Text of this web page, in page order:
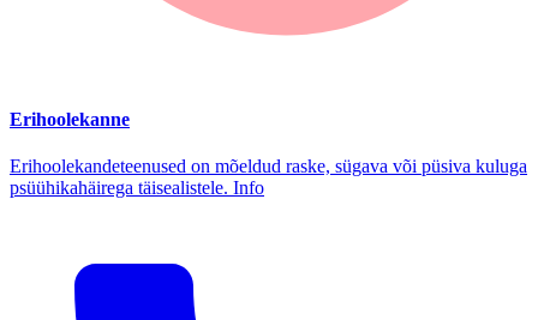
Erihoolekanne
Erihoolekandeteenused on mõeldud raske, sügava või püsiva kuluga
psüühikahäirega täisealistele. Info